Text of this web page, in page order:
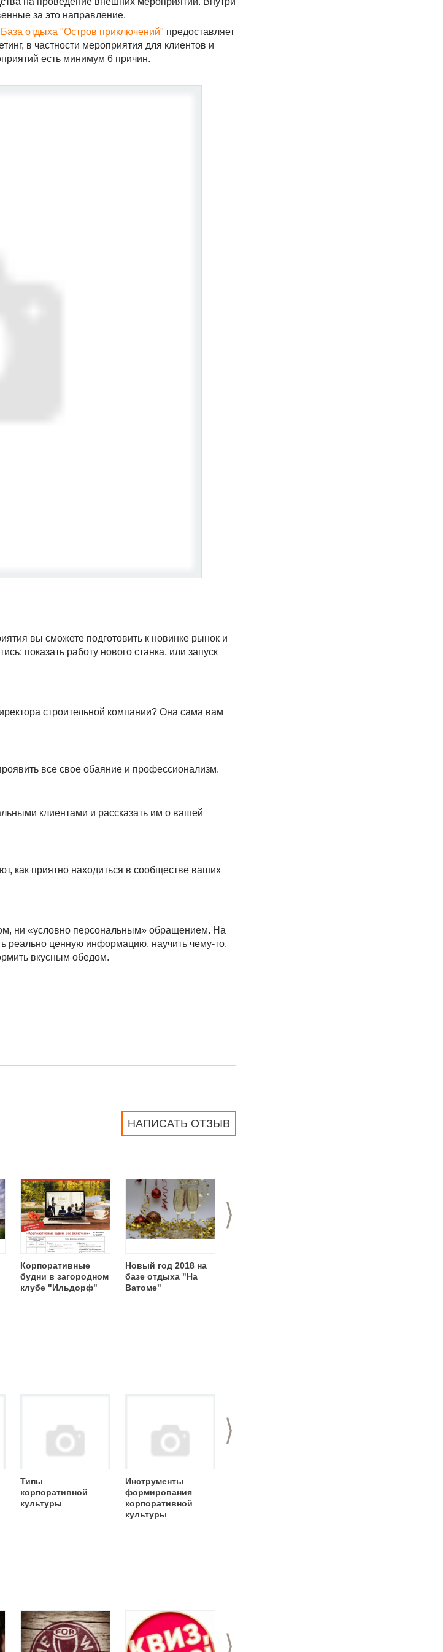
за это направление.
База отдыха "Остров приключений" предоставляет
в частности мероприятия для клиентов и
есть минимум 6 причин.
вы сможете подготовить к новинке рынок и
показать работу нового станка, или запуск
строительной компании? Она сама вам
все свое обаяние и профессионализм.
клиентами и рассказать им о вашей
как приятно находиться в сообществе ваших
ни «условно персональным» обращением. На
реально ценную информацию, научить чему-то,
вкусным обедом.
НАПИСАТЬ ОТЗЫВ
>
Корпоративные
будни в загородном
клубе "Ильдорф"
Новый год 2018 на
базе отдыха "На
Ватоме"
>
Типы
корпоративной
культуры
Инструменты
формирования
корпоративной
культуры
>